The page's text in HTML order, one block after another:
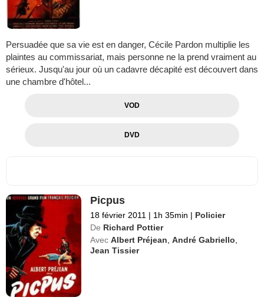
Persuadée que sa vie est en danger, Cécile Pardon multiplie les
plaintes au commissariat, mais personne ne la prend vraiment au
sérieux. Jusqu'au jour où un cadavre décapité est découvert dans
une chambre d'hôtel...
VOD
DVD
Picpus
18 février 2011 | 1h 35min | Policier
De Richard Pottier
Avec Albert Préjean,André Gabriello,
Jean Tissier